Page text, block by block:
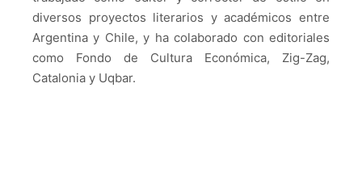
diversos proyectos literarios y académicos entre
Argentina y Chile, y ha colaborado con editoriales
como Fondo de Cultura Económica, Zig-Zag,
Catalonia y Uqbar.